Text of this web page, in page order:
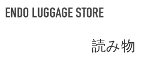
誕生日プレゼント
読み物